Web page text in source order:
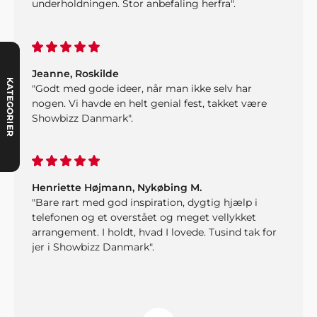
KATEGORIER
underholdningen. Stor anbefaling herfra".
Jeanne, Roskilde
"Godt med gode ideer, når man ikke selv har
nogen. Vi havde en helt genial fest, takket være
Showbizz Danmark".
Henriette Højmann, Nykøbing M.
"Bare rart med god inspiration, dygtig hjælp i
telefonen og et overstået og meget vellykket
arrangement. I holdt, hvad I lovede. Tusind tak for
jer i Showbizz Danmark".